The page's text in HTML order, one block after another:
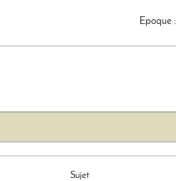
Epoque :
Sujet